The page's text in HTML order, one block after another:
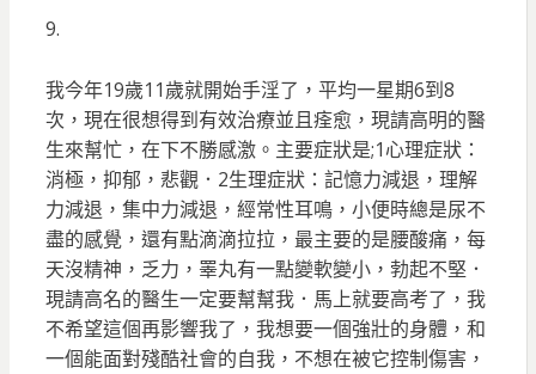
9.
我今年19歲11歲就開始手淫了，平均一星期6到8
次，現在很想得到有效治療並且痊愈，現請高明的醫
生來幫忙，在下不勝感激。主要症狀是;1心理症狀：
消極，抑郁，悲觀．2生理症狀：記憶力減退，理解
力減退，集中力減退，經常性耳鳴，小便時總是尿不
盡的感覺，還有點滴滴拉拉，最主要的是腰酸痛，每
天沒精神，乏力，睪丸有一點變軟變小，勃起不堅．
現請高名的醫生一定要幫幫我．馬上就要高考了，我
不希望這個再影響我了，我想要一個強壯的身體，和
一個能面對殘酷社會的自我，不想在被它控制傷害，